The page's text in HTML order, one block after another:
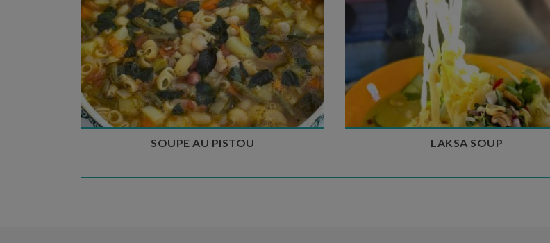
Temps de préparation : 35 min
Temps de cuisson : 1h15
Nombre de couverts : 8
SOUPE AU PISTOU
Temps de préparation : 40 min
Temps de cuisson : 25 min
Nombre de couverts : 4
LAKSA SOUP